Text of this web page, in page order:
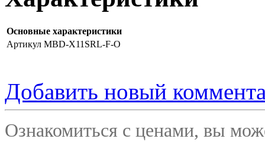
Основные характеристики
Артикул MBD-X11SRL-F-O
Добавить новый
Ознакомиться с ценами, вы